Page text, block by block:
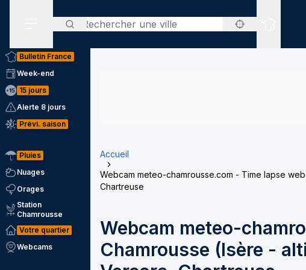
Rechercher
Sites
Bulletin France
Week-end
15 jours
Alerte 8 jours
Prévi. saison
Pluies
Nuages
Orages
Station
Chamrousse
Votre quartier
Webcams
Accueil
Webcam meteo-chamrousse.com - Time lapse
Chartreuse
Webcam meteo-
Chamrousse (Isère -